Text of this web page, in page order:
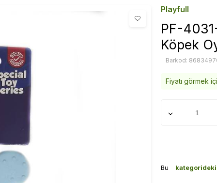
Playfull
PF-
Köpek
Barkod:
Fiyatı görmek
Bu